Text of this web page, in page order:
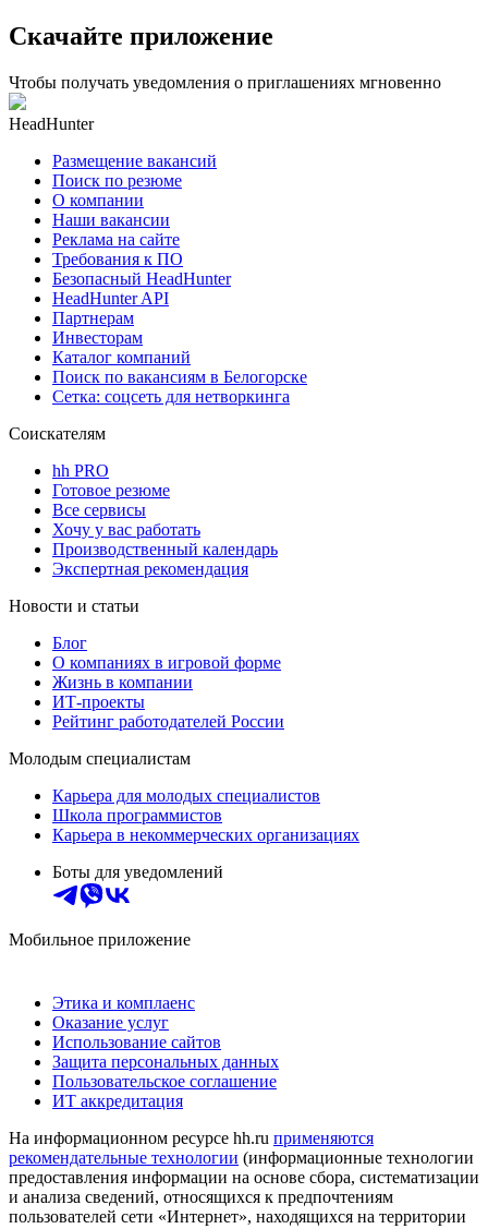
Скачайте приложение
Чтобы получать уведомления о приглашениях мгновенно
HeadHunter
Размещение вакансий
Поиск по резюме
О компании
Наши вакансии
Реклама на сайте
Требования к ПО
Безопасный HeadHunter
HeadHunter API
Партнерам
Инвесторам
Каталог компаний
Поиск по вакансиям в Белогорске
Сетка: соцсеть для нетворкинга
Соискателям
hh PRO
Готовое резюме
Все сервисы
Хочу у вас работать
Производственный календарь
Экспертная рекомендация
Новости и статьи
Блог
О компаниях в игровой форме
Жизнь в компании
ИТ-проекты
Рейтинг работодателей России
Молодым специалистам
Карьера для молодых специалистов
Школа программистов
Карьера в некоммерческих организациях
Боты для уведомлений
Мобильное приложение
Этика и комплаенс
Оказание услуг
Использование сайтов
Защита персональных данных
Пользовательское соглашение
ИТ аккредитация
На информационном ресурсе hh.ru применяются
рекомендательные технологии (информационные технологии
предоставления информации на основе сбора, систематизации
и анализа сведений, относящихся к предпочтениям
пользователей сети «Интернет», находящихся на территории